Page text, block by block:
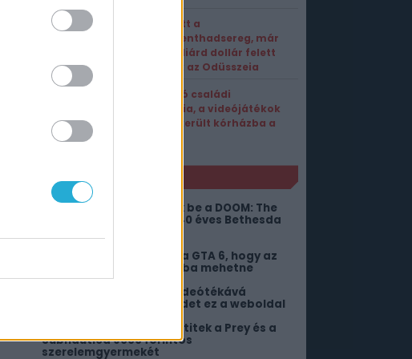
Elbukott a
kommenthadsereg, már
egymilliárd dollár felett
hajózik az Odüsszeia
Sokkoló családi
tragédia, a videójátékok
miatt került kórházba a
Fillérekért szerezhetitek be a DOOM: The
Dark Ages DLC-jét és a 40 éves Bethesda
Már annyi pénzt hozott a GTA 6, hogy az
összes fejlesztő nyugdíjba mehetne
Virtuálisan bejárható videótékává
változtatja a böngésződet ez a weboldal
Most ingyen bezsebelhetitek a Prey és a
Subnautica 9000 forintos
szerelemgyermekét